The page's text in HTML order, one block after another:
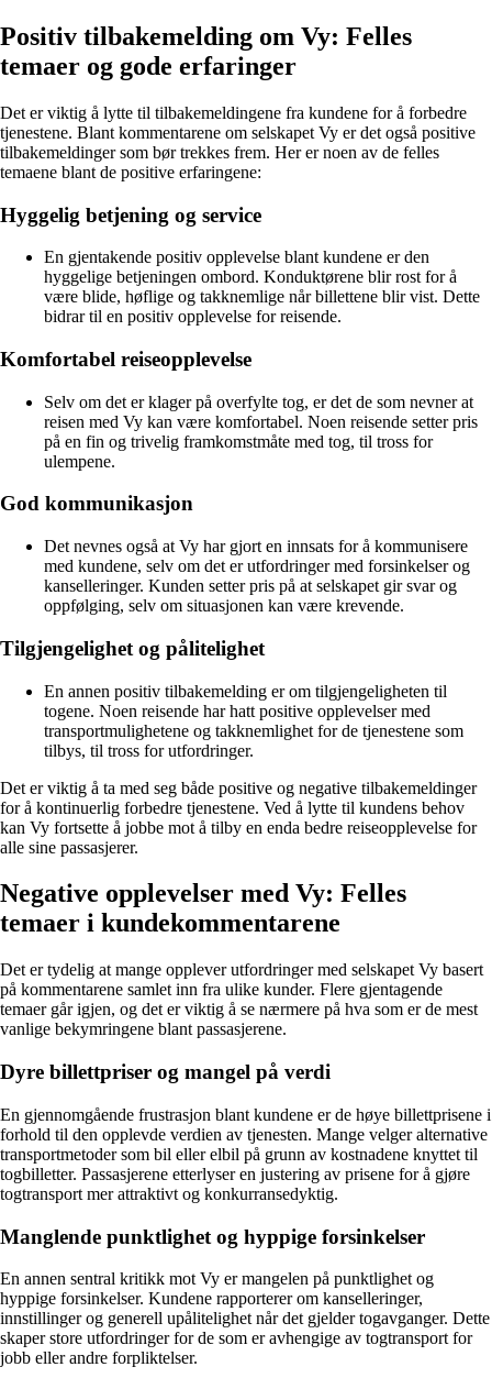
Positiv tilbakemelding om Vy: Felles
temaer og gode erfaringer
Det er viktig å lytte til tilbakemeldingene fra kundene for å forbedre
tjenestene. Blant kommentarene om selskapet Vy er det også positive
tilbakemeldinger som bør trekkes frem. Her er noen av de felles
temaene blant de positive erfaringene:
Hyggelig betjening og service
En gjentakende positiv opplevelse blant kundene er den
hyggelige betjeningen ombord. Konduktørene blir rost for å
være blide, høflige og takknemlige når billettene blir vist. Dette
bidrar til en positiv opplevelse for reisende.
Komfortabel reiseopplevelse
Selv om det er klager på overfylte tog, er det de som nevner at
reisen med Vy kan være komfortabel. Noen reisende setter pris
på en fin og trivelig framkomstmåte med tog, til tross for
ulempene.
God kommunikasjon
Det nevnes også at Vy har gjort en innsats for å kommunisere
med kundene, selv om det er utfordringer med forsinkelser og
kanselleringer. Kunden setter pris på at selskapet gir svar og
oppfølging, selv om situasjonen kan være krevende.
Tilgjengelighet og pålitelighet
En annen positiv tilbakemelding er om tilgjengeligheten til
togene. Noen reisende har hatt positive opplevelser med
transportmulighetene og takknemlighet for de tjenestene som
tilbys, til tross for utfordringer.
Det er viktig å ta med seg både positive og negative tilbakemeldinger
for å kontinuerlig forbedre tjenestene. Ved å lytte til kundens behov
kan Vy fortsette å jobbe mot å tilby en enda bedre reiseopplevelse for
alle sine passasjerer.
Negative opplevelser med Vy: Felles
temaer i kundekommentarene
Det er tydelig at mange opplever utfordringer med selskapet Vy basert
på kommentarene samlet inn fra ulike kunder. Flere gjentagende
temaer går igjen, og det er viktig å se nærmere på hva som er de mest
vanlige bekymringene blant passasjerene.
Dyre billettpriser og mangel på verdi
En gjennomgående frustrasjon blant kundene er de høye billettprisene i
forhold til den opplevde verdien av tjenesten. Mange velger alternative
transportmetoder som bil eller elbil på grunn av kostnadene knyttet til
togbilletter. Passasjerene etterlyser en justering av prisene for å gjøre
togtransport mer attraktivt og konkurransedyktig.
Manglende punktlighet og hyppige forsinkelser
En annen sentral kritikk mot Vy er mangelen på punktlighet og
hyppige forsinkelser. Kundene rapporterer om kanselleringer,
innstillinger og generell upålitelighet når det gjelder togavganger. Dette
skaper store utfordringer for de som er avhengige av togtransport for
jobb eller andre forpliktelser.